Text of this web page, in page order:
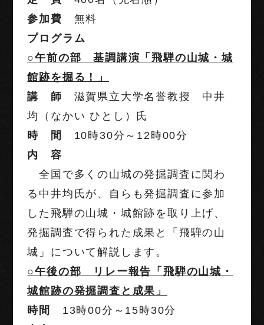
参加費 無料
プログラム
○午前の部 基調講演「飛騨の山城・城
館跡を掘る！」
講 師 滋賀県立大学名誉教授 中井
均（なかい ひとし）氏
時 間
10時30分～12時00分
内 容
全国で多くの山城の発掘調査に関わ
る中井均氏が、自らも発掘調査に参加
した飛騨の山城・城館跡を取り上げ、
発掘調査で得られた成果と「飛騨の山
城」について解説します。
○午後の部 リレー報告「飛騨の山城・
城館跡の発掘調査と成果」
時間
13時00分～15時30分